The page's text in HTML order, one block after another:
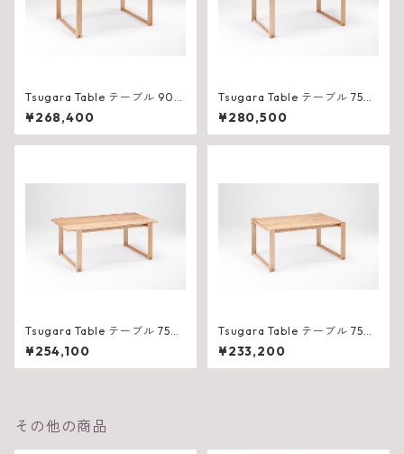
Tsugara Table テーブル 900
（W1500×D975×H710mm）
¥268,400
Tsugara Table テーブル 750
（W2100×D825×H710mm）
¥280,500
Tsugara Table テーブル 750
（W1800×D825×H710mm）
¥254,100
Tsugara Table テーブル 750
（W1500×D825×H710mm）
¥233,200
その他の商品